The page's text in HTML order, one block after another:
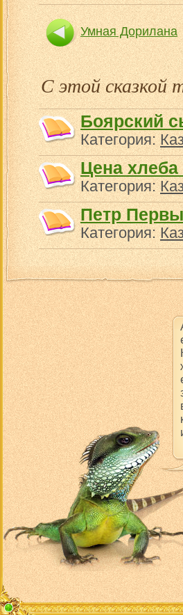
Умная Дорилана
С этой
Боярский
Категория:
Цена хлеба
Категория:
Петр
Категория: